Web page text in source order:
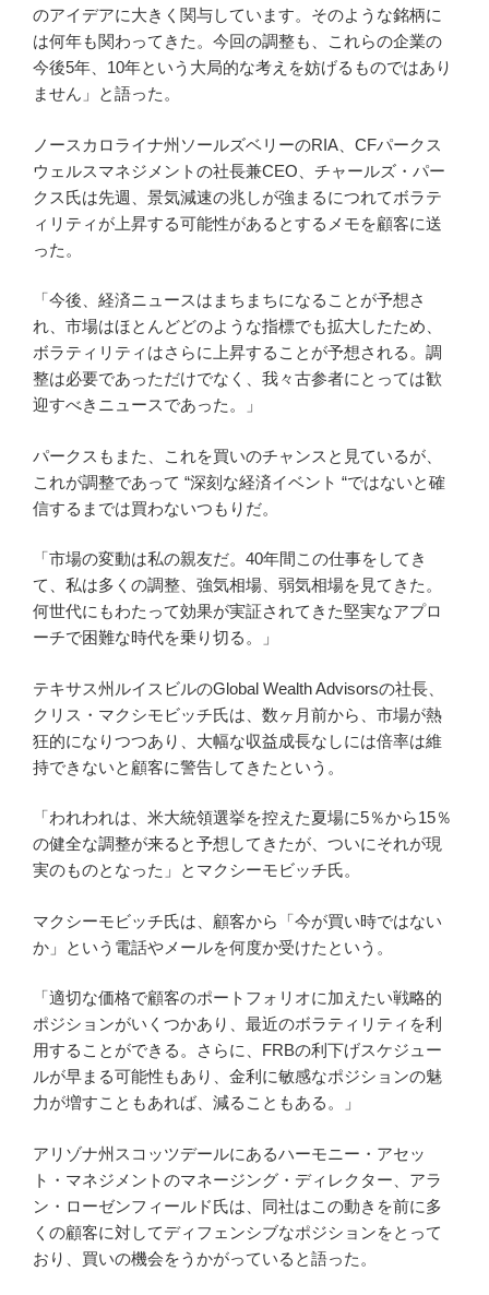
のアイデアに大きく関与しています。そのような銘柄に
は何年も関わってきた。今回の調整も、これらの企業の
今後5年、10年という大局的な考えを妨げるものではあり
ません」と語った。
ノースカロライナ州ソールズベリーのRIA、CFパークス
ウェルスマネジメントの社長兼CEO、チャールズ・パー
クス氏は先週、景気減速の兆しが強まるにつれてボラテ
ィリティが上昇する可能性があるとするメモを顧客に送
った。
「今後、経済ニュースはまちまちになることが予想さ
れ、市場はほとんどどのような指標でも拡大したため、
ボラティリティはさらに上昇することが予想される。調
整は必要であっただけでなく、我々古参者にとっては歓
迎すべきニュースであった。」
パークスもまた、これを買いのチャンスと見ているが、
これが調整であって “深刻な経済イベント “ではないと確
信するまでは買わないつもりだ。
「市場の変動は私の親友だ。40年間この仕事をしてき
て、私は多くの調整、強気相場、弱気相場を見てきた。
何世代にもわたって効果が実証されてきた堅実なアプロ
ーチで困難な時代を乗り切る。」
テキサス州ルイスビルのGlobal Wealth Advisorsの社長、
クリス・マクシモビッチ氏は、数ヶ月前から、市場が熱
狂的になりつつあり、大幅な収益成長なしには倍率は維
持できないと顧客に警告してきたという。
「われわれは、米大統領選挙を控えた夏場に5％から15％
の健全な調整が来ると予想してきたが、ついにそれが現
実のものとなった」とマクシーモビッチ氏。
マクシーモビッチ氏は、顧客から「今が買い時ではない
か」という電話やメールを何度か受けたという。
「適切な価格で顧客のポートフォリオに加えたい戦略的
ポジションがいくつかあり、最近のボラティリティを利
用することができる。さらに、FRBの利下げスケジュー
ルが早まる可能性もあり、金利に敏感なポジションの魅
力が増すこともあれば、減ることもある。」
アリゾナ州スコッツデールにあるハーモニー・アセッ
ト・マネジメントのマネージング・ディレクター、アラ
ン・ローゼンフィールド氏は、同社はこの動きを前に多
くの顧客に対してディフェンシブなポジションをとって
おり、買いの機会をうかがっていると語った。